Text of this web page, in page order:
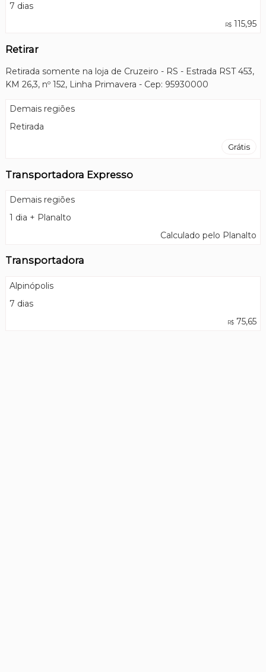
7 dias
R$115,95
Retirar
Retirada somente na loja de Cruzeiro - RS - Estrada RST 453,
KM 26,3, nº 152, Linha Primavera - Cep: 95930000
Demais regiões
Retirada
Grátis
Transportadora Expresso
Demais regiões
1 dia + Planalto
Calculado pelo Planalto
Transportadora
Alpinópolis
7 dias
R$75,65